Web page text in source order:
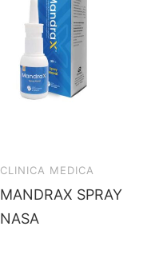
CLINICA MEDICA
MANDRAX SPRAY
NASA